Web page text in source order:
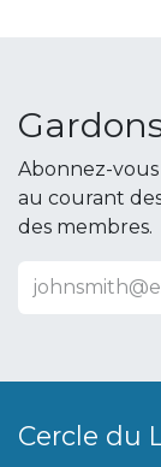
Abonnez-
au courant
des membres.
Cercle du